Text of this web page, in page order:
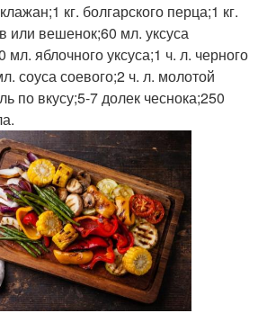
кг. болгарского перца;1 кг.
или вешенок;60 мл. уксуса
мл. яблочного уксуса;1 ч. л. черного
соуса соевого;2 ч. л. молотой
по вкусу;5-7 долек чеснока;250